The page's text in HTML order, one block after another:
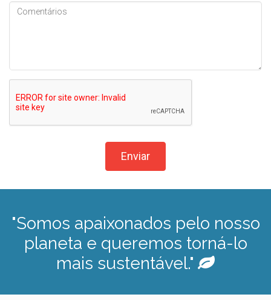
Enviar
"Somos apaixonados pelo nosso
planeta e queremos torná-lo
mais sustentável."